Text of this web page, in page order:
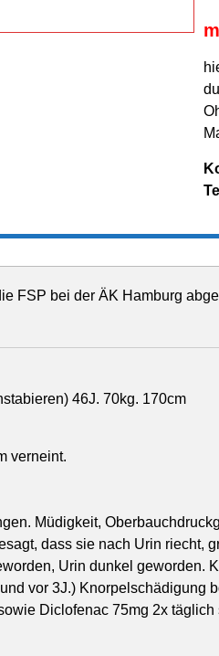
FSP bei der ÄK Hamburg
46J. 70kg. 170cm
verneint.
Müdigkeit,
dass sie nach Urin riecht,
Urin dunkel geworden.
vor 3J.) Knorpelschädigung
Diclofenac 75mg 2x